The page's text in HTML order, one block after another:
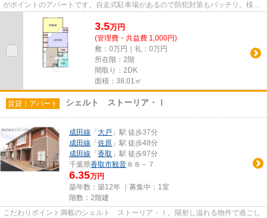
がポイントのアパートです。自走式駐車場があるので防犯対策もバッチリ。様々
3.5万円
(管理費・共益費 1,000円)
敷：0万円｜礼：0万円
所在階：2階
間取り：2DK
面積：38.01㎡
賃貸｜アパート シェルト ストーリア・Ⅰ
成田線 「 大戸 」駅 徒歩37分
成田線 「 佐原 」駅 徒歩48分
成田線 「 香取 」駅 徒歩97分
千葉県香取市観音 ８８－７
6.35万円
築年数：築12年 ｜募集中： 1室
階数：2階建
こだわりポイント満載のシェルト ストーリア・Ⅰ。陽射し溢れる物件で過ごし